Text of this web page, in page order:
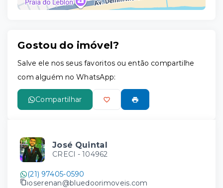
Gostou do imóvel?
Salve ele nos seus favoritos ou então compartilhe
com alguém no WhatsApp:
Compartilhar
José Quintal
CRECI - 104962
(21) 97405-0590
joserenan@bluedoorimoveis.com